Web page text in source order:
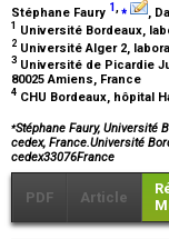
Stéphane Faury 1,⁎ ,
1 Université Bordeaux,
2 Université Alger 2,
3 Université de Picardie
80025 Amiens, France
4 CHU Bordeaux, hôpital
⁎Stéphane Faury, Université
cedex, France.Université
cedex33076France
PDF Article